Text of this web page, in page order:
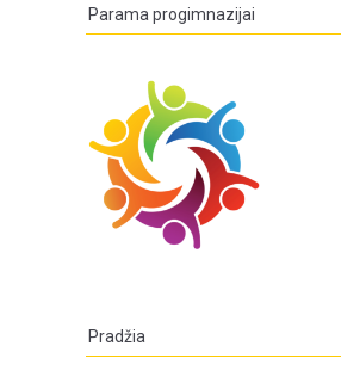
Parama progimnazijai
Pradžia